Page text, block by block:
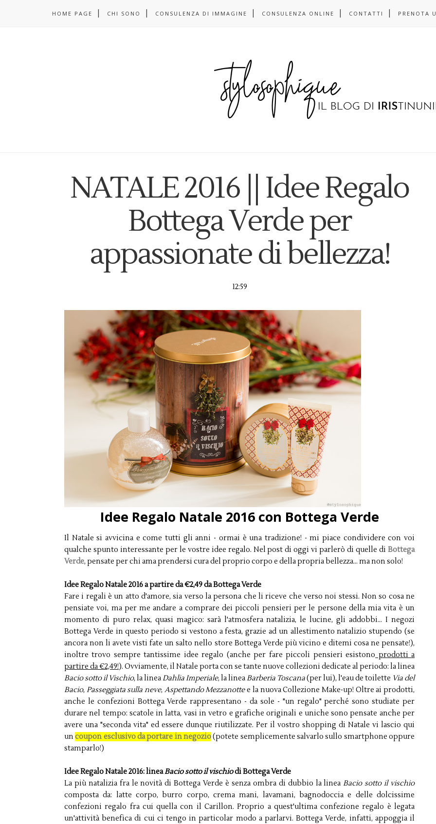
HOME PAGE CHI SONO CONSULENZA DI IMMAGINE CONSULENZA ONLINE CONTATTI PRENOTA
NATALE 2016 || Idee Regalo
Bottega Verde per
appassionate di bellezza!
12:59
Idee Regalo Natale 2016 con Bottega Verde
Il Natale si avvicina e come tutti gli anni - ormai è una tradizione! - mi piace condividere con voi
qualche spunto interessante per le vostre idee regalo. Nel post di oggi vi parlerò di quelle di Bottega
Verde, pensate per chi ama prendersi cura del proprio corpo e della propria bellezza... ma non solo!
Idee Regalo Natale 2016 a partire da €2,49 da Bottega Verde
Fare i regali è un atto d'amore, sia verso la persona che li riceve che verso noi stessi. Non so cosa ne
pensiate voi, ma per me andare a comprare dei piccoli pensieri per le persone della mia vita è un
momento di puro relax, quasi magico: sarà l'atmosfera natalizia, le lucine, gli addobbi... I negozi
Bottega Verde in questo periodo si vestono a festa, grazie ad un allestimento natalizio stupendo (se
ancora non li avete visti fate un salto nello store Bottega Verde più vicino e ditemi cosa ne pensate!),
inoltre trovo sempre tantissime idee regalo (anche per fare piccoli pensieri esistono prodotti a
partire da €2,49!). Ovviamente, il Natale porta con se tante nuove collezioni dedicate al periodo: la linea
Bacio sotto il Vischio, la lineaDahlia Imperiale, la lineaBarberia Toscana(per lui), l'eau de toilette Via del
Bacio, Passeggiata sulla neve, Aspettando Mezzanottee la nuova Collezione Make-up! Oltre ai prodotti,
anche le confezioni Bottega Verde rappresentano - da sole - "un regalo" perché sono studiate per
durare nel tempo: scatole in latta, vasi in vetro e grafiche originali e uniche sono pensate anche per
avere una "seconda vita" ed essere dunque riutilizzate. Per il vostro shopping di Natale vi lascio qui
uncoupon esclusivo da portare in negozio(potete semplicemente salvarlo sullo smartphone oppure
stamparlo!)
Idee Regalo Natale 2016: lineaBacio sotto il vischiodi Bottega Verde
La più natalizia fra le novità di Bottega Verde è senza ombra di dubbio la lineaBacio sotto il vischio
composta da: latte corpo, burro corpo, crema mani, lavamani, bagnodoccia e delle dolcissime
confezioni regalo fra cui quella con il Carillon. Proprio a quest'ultima confezione regalo è legata
un'attività benefica di cui ci tengo in particolar modo a parlarvi. Bottega Verde, infatti, appoggia il